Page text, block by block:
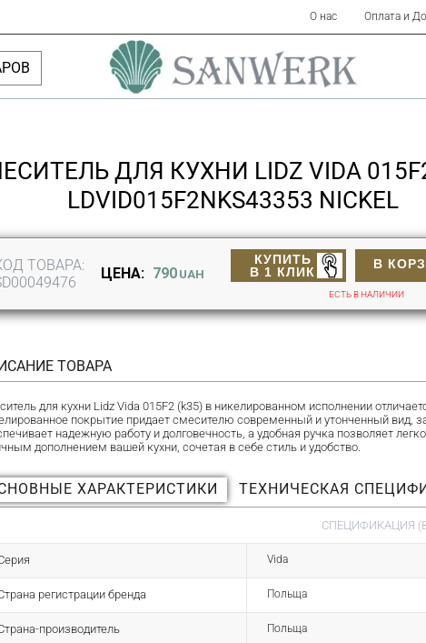
О нас Оплата и
ДЛЯ КУХНИ LIDZ VIDA
LDVID015F2NKS43353 NICKEL
ТОВАРА:
ЦЕНА: 790 UAH
В
КУПИТЬ
В 1 КЛИК
ЕСТЬ В НАЛИЧИИ
ТОВАРА
для кухни Lidz Vida 015F2 (k35) в никелированном исполнении
покрытие придает смесителю современный и утонченный вид,
надежную работу и долговечность, а удобная ручка позволяет
дополнением вашей кухни, сочетая в себе стиль и удобство.
ХАРАКТЕРИСТИКИ ТЕХНИЧЕСКАЯ
СПЕЦИФИКАЦИЯ
Vida
регистрации бренда Польща
производитель Польща